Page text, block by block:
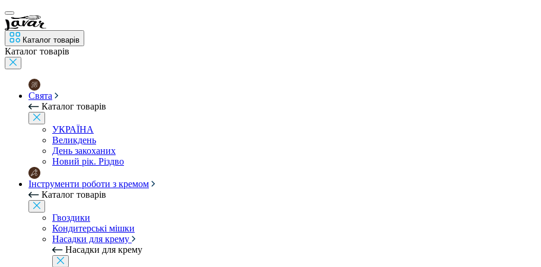
Каталог товарів
Каталог товарів
Свята
Каталог товарів
УКРАЇНА
Великдень
День закоханих
Новий рік. Різдво
Інструменти роботи з кремом
Каталог товарів
Гвоздики
Кондитерські мішки
Насадки для крему
Насадки для крему